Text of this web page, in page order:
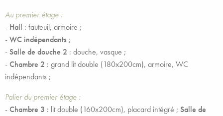
Au premier étage :
- Hall : fauteuil, armoire ;
-WC indépendants ;
-Salle de douche 2 : douche, vasque ;
-Chambre 2 : grand lit double (180x200cm), armoire, WC
indépendants ;
Palier du premier étage :
-Chambre 3 : lit double (160x200cm), placard intégré ; Salle de